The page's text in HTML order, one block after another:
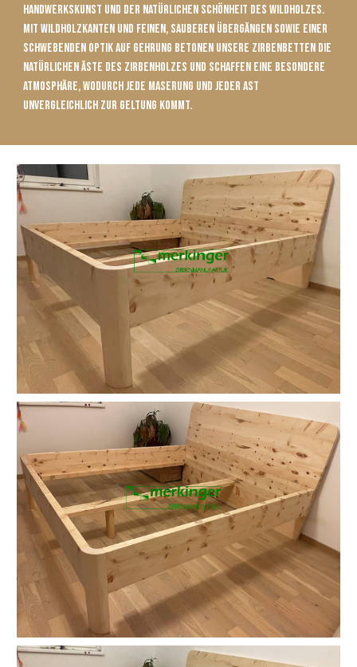
Handwerkskunst und der natürlichen Schönheit des Wildholzes.
Mit Wildholzkanten und feinen, sauberen Übergängen sowie einer
schwebenden Optik auf Gehrung betonen unsere Zirbenbetten die
natürlichen Äste des Zirbenholzes und schaffen eine besondere
Atmosphäre, wodurch jede Maserung und jeder Ast
unvergleichlich zur Geltung kommt.